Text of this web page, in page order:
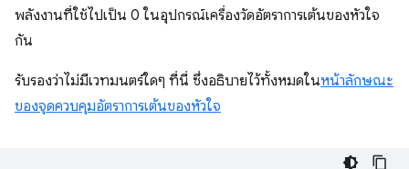
พลังงานที่ใช้ไปเป็น 0 ในอุปกรณ์เครื่องวัดอัตราการเต้นของหัวใจ
กัน
รับรองว่าไม่มีเวทมนตร์ใดๆ ที่นี่ ซึ่งอธิบายไว้ทั้งหมดในหน้าลักษณะ
ของจุดควบคุมอัตราการเต้นของหัวใจ